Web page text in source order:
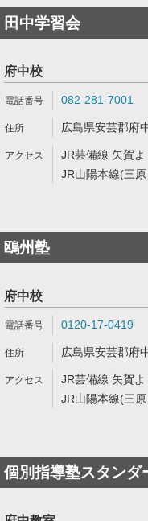
田中学習会
府中校
082-281-7001
広島県安芸郡府
JR芸備線 矢賀
JR山陽本線(三
鴎州塾
府中校
0120-17-0419
広島県安芸郡府
JR芸備線 矢賀
JR山陽本線(三
個別指導塾スタンダ